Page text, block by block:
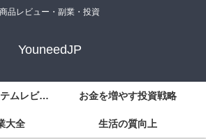
商品レビュー・副業・投資
YouneedJP
Amazon楽天の最強アイテムレビュー お金を増やす投資戦略
大全 生活の質向上